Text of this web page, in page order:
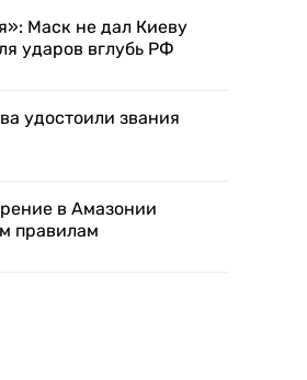
Маск не дал Киеву
ударов вглубь РФ
удостоили звания
в Амазонии
правилам